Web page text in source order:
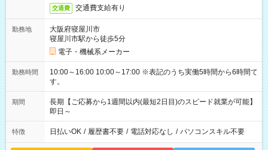
交通費 交通費支給有り
勤務地
大阪府寝屋川市
寝屋川市駅から徒歩5分
電子・機械系メーカー
勤務時間
10:00～16:00 10:00～17:00 ※表記のうち実働5時間から6時間で
す。
期間
長期【ご応募から1週間以内(最短2日目)のスピード就業が可能】
即日～
特徴 日払いOK / 履歴書不要 / 電話対応なし / パソコンスキル不要